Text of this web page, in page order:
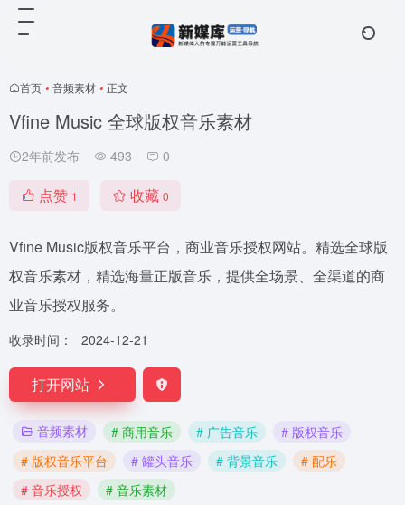
首页 • 音频素材 • 正文
Vfine Music 全球版权音乐素材
2年前发布 493 0
点赞 1 收藏 0
Vfine Music版权音乐平台，商业音乐授权网站。精选全球版
权音乐素材，精选海量正版音乐，提供全场景、全渠道的商
业音乐授权服务。
收录时间： 2024-12-21
打开网站
音频素材 # 商用音乐 # 广告音乐
# 版权音乐
# 版权音乐平台
# 罐头音乐 # 背景音乐
# 配乐
# 音乐授权
# 音乐素材